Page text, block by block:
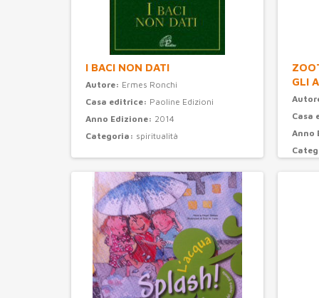
I BACI NON DATI
Autore: Ermes Ronchi
Casa editrice: Paoline Edizioni
Anno Edizione: 2014
Categoria: spiritualità
GLI
Casa
Anno